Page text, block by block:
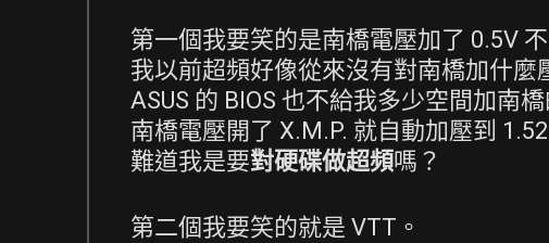
第一個我要笑的是南橋電壓加了 0.5V
我以前超頻好像從來沒有對南橋加什麼
ASUS 的 BIOS 也不給我多少空間加南橋
南橋電壓開了 X.M.P. 就自動加壓到
難道我是要對硬碟做超頻嗎？
第二個我要笑的就是 VTT。